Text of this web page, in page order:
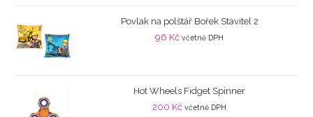
Povlak na polštář Bořek Stavitel 2
96 Kč včetně DPH
Hot Wheels Fidget Spinner
200 Kč včetně DPH